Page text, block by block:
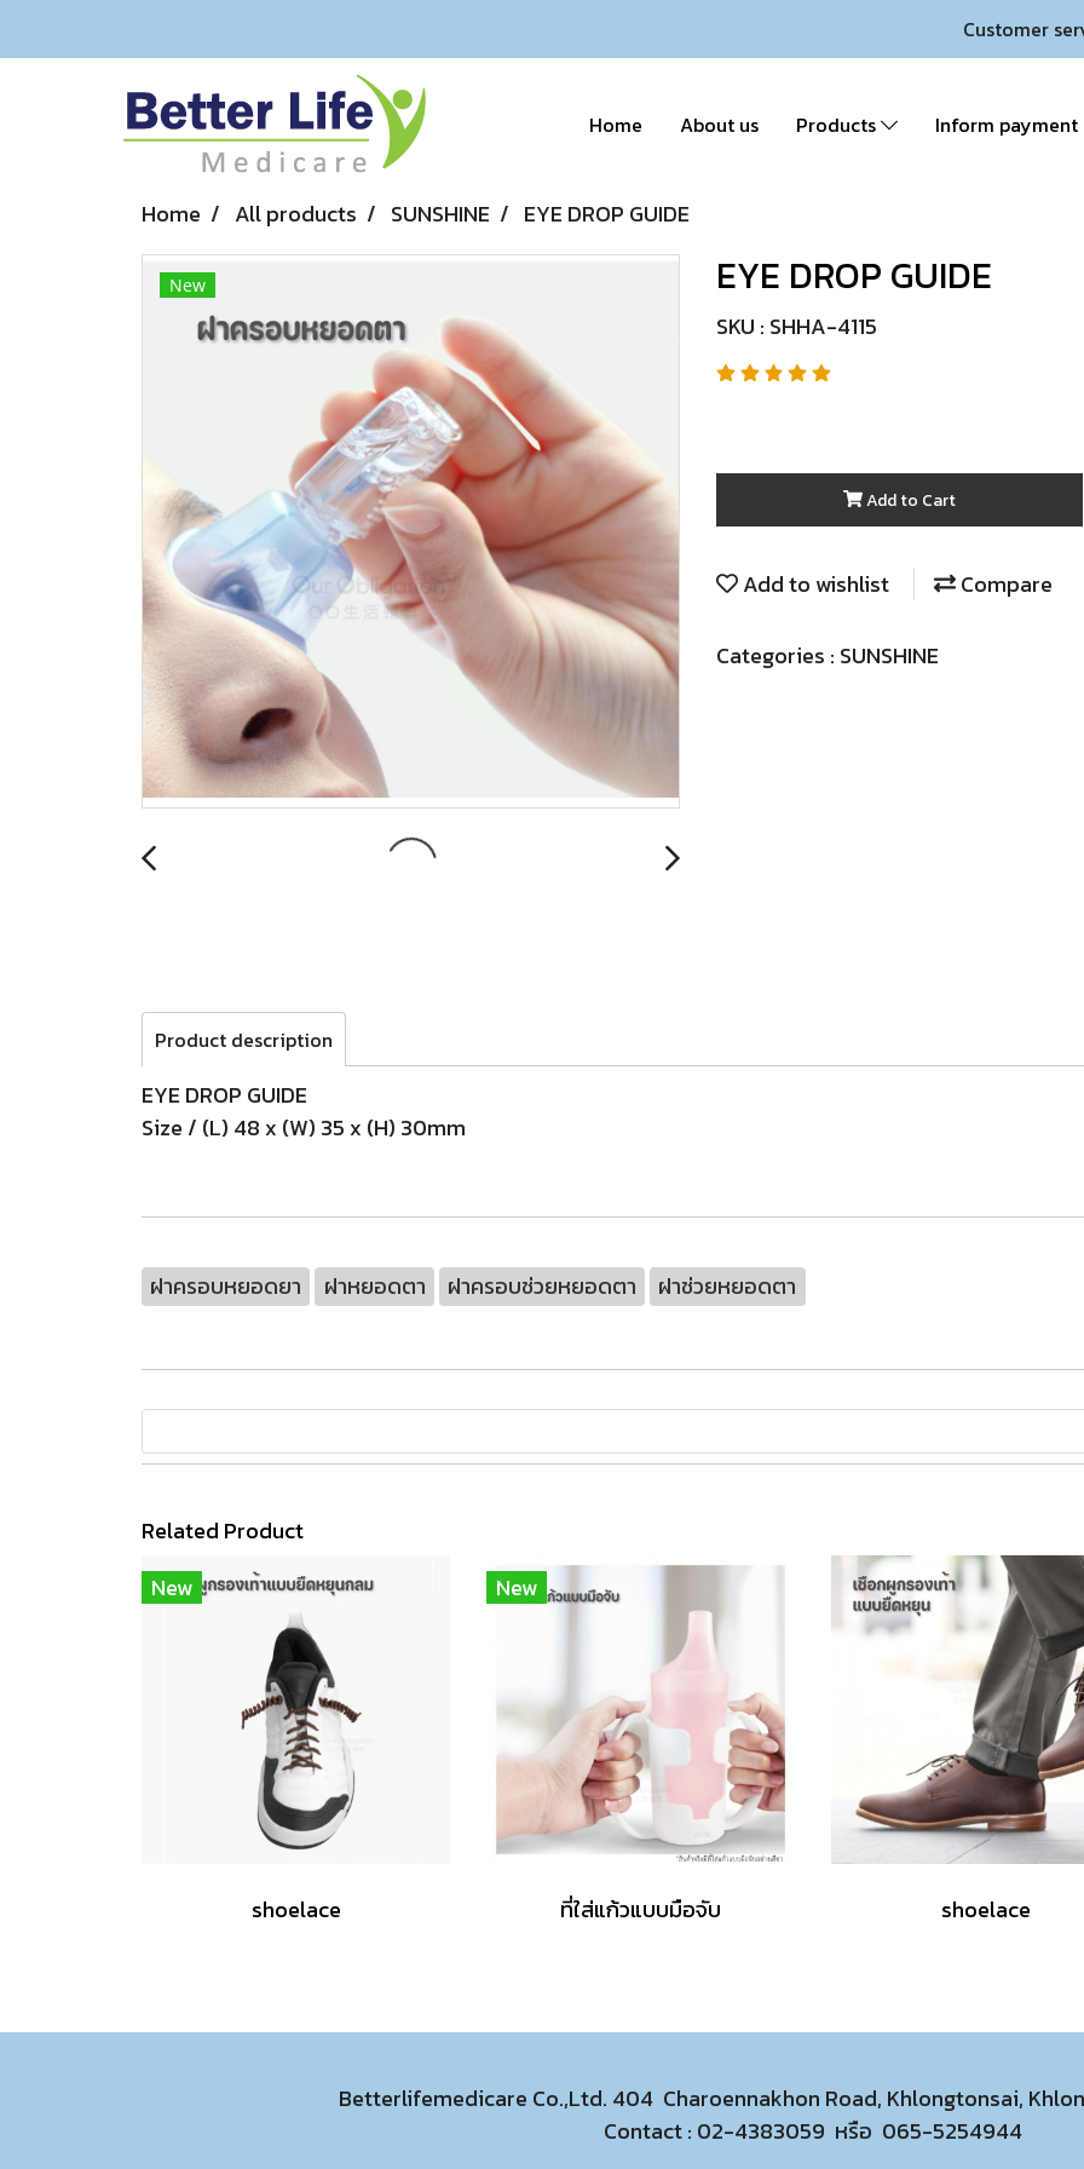
Customer
Home About us Products Inform payment
Home All products SUNSHINE EYE DROP GUIDE
New EYE DROP GUIDE
SKU : SHHA-4115
Add to Cart
Add to wishlist Compare
Categories : SUNSHINE
Product description
EYE DROP GUIDE
Size / (L) 48 x (W) 35 x (H) 30mm
ฝาครอบหยอดยา ฝาหยอดตา ฝาครอบช่วยหยอดตา ฝาช่วยหยอดตา
Related Product
New
shoelace
New
ที่ใส่แก้วแบบมือจับ shoelace
Betterlifemedicare Co.,Ltd. 404 Charoennakhon Road, Khlongtonsai,
Contact : 02-4383059 หรือ 065-5254944